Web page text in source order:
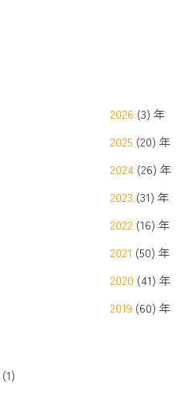
2026 (3) 年
2025 (20) 年
2024 (26) 年
2023 (31) 年
2022 (16) 年
2021 (50) 年
2020 (41) 年
2019 (60) 年
(1)